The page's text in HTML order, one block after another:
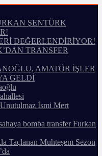
ŞENTÜRK
DEĞERLENDİRİYOR!
TRANSFER
AMATÖR İŞLER
GELDİ
İsmi Mert
bomba transfer Furkan
Taçlanan Muhteşem Sezon